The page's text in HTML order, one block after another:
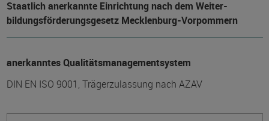
Staatlich anerkannte Einrichtung nach dem Weiter­
bildungs­förderungs­gesetz Mecklenburg-Vorpommern
anerkanntes Qualitätsmanagementsystem
DIN EN ISO 9001, Trägerzulassung nach AZAV